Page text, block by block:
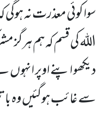
سوا کوئی معذرت نہ
اللہ کی قسم کہ ہم
دیکھو اپنے اوپر
سے غائب ہوگئیں وہ